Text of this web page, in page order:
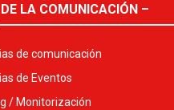
LA COMUNICACIÓN –
de comunicación
de Eventos
/ Monitorización